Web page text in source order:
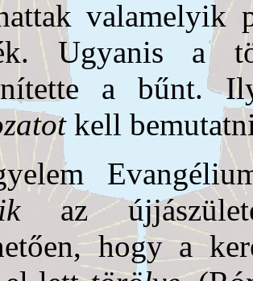
valamelyik
Ugyanis
a bűnt.
kell
az
hogy a